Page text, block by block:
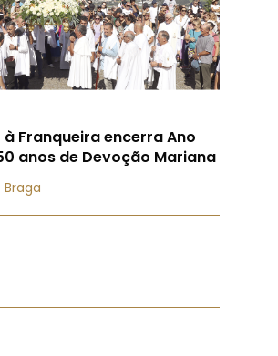
Franqueira encerra Ano
anos de Devoção Mariana